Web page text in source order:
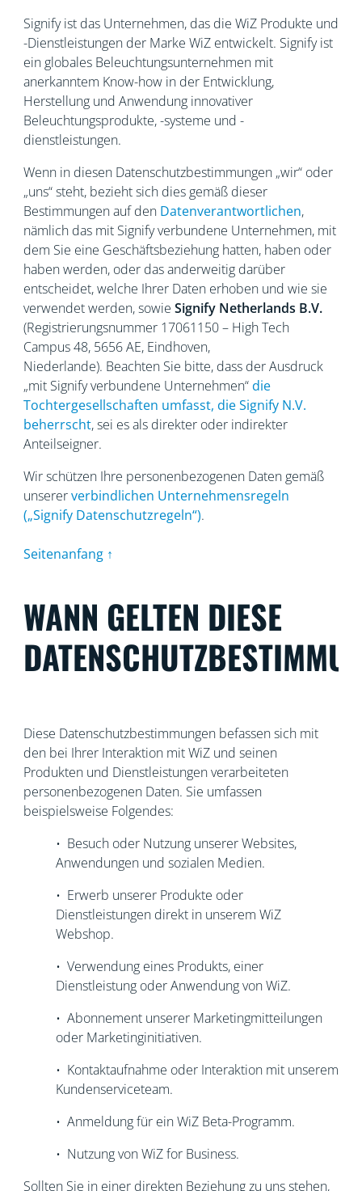
Signify ist das Unternehmen, das die WiZ Produkte und
-Dienstleistungen der Marke WiZ entwickelt. Signify ist
ein globales Beleuchtungsunternehmen mit
anerkanntem Know-how in der Entwicklung,
Herstellung und Anwendung innovativer
Beleuchtungsprodukte, -systeme und -
dienstleistungen.
Wenn in diesen Datenschutzbestimmungen „wir“ oder
„uns“ steht, bezieht sich dies gemäß dieser
Bestimmungen auf den Datenverantwortlichen,
nämlich das mit Signify verbundene Unternehmen, mit
dem Sie eine Geschäftsbeziehung hatten, haben oder
haben werden, oder das anderweitig darüber
entscheidet, welche Ihrer Daten erhoben und wie sie
verwendet werden, sowie Signify Netherlands B.V.
(Registrierungsnummer 17061150 – High Tech
Campus 48, 5656AE, Eindhoven,
Niederlande). Beachten Sie bitte, dass der Ausdruck
„mit Signify verbundene Unternehmen“die
Tochtergesellschaften umfasst, die Signify N.V.
beherrscht, sei es als direkter oder indirekter
Anteilseigner.
Wir schützen Ihre personenbezogenen Daten gemäß
unsererverbindlichen Unternehmensregeln
(„Signify Datenschutzregeln“).
Seitenanfang ↑
WANN GELTEN DIESE
Diese Datenschutzbestimmungen befassen sich mit
den bei Ihrer Interaktion mit WiZ und seinen
Produkten und Dienstleistungen verarbeiteten
personenbezogenen Daten. Sie umfassen
beispielsweise Folgendes:
• Besuch oder Nutzung unserer Websites,
Anwendungen und sozialen Medien.
• Erwerb unserer Produkte oder
Dienstleistungen direkt in unserem WiZ
Webshop.
• Verwendung eines Produkts, einer
Dienstleistung oder Anwendung von WiZ.
• Abonnement unserer Marketingmitteilungen
oder Marketinginitiativen.
• Kontaktaufnahme oder Interaktion mit unserem
Kundenserviceteam.
• Anmeldung für ein WiZ Beta-Programm.
• Nutzung von WiZ for Business.
Sollten Sie in einer direkten Beziehung zu uns stehen,